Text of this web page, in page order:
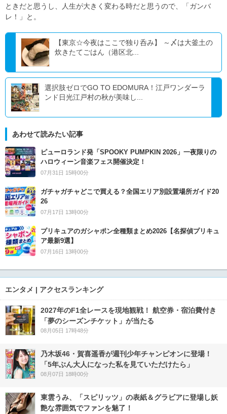
ときだと思うし、人生が大きく変わる時だと思うので、「ガンバ
レ！」と。
【東京☆今夜はここで独り呑み】 ～〆は大釜土の
炊きたてごはん（港区北...
選択肢ゼロでGO TO EDOMURA！江戸ワンダーラ
ンド日光江戸村の秋が美味し...
あわせて読みたい記事
ピューロランド発「SPOOKY PUMPKIN 2026」一夜限りの
ハロウィーン音楽フェス開催決定！
07月31日 15時00分
ガチャガチャどこで買える？全国エリア別設置場所ガイド20
26
07月17日 13時00分
プリキュアのガシャポン全種類まとめ2026【名探偵プリキュ
ア最新9選】
07月16日 13時00分
エンタメ | アクセスランキング
2027年のF1全レースを現地観戦！ 航空券・宿泊費付き
「夢のシーズンチケット」が当たる
08月05日 17時48分
乃木坂46・賀喜遥香が週刊少年チャンピオンに登場！
「5年ぶん大人になった私を見ていただけたら」
08月07日 18時00分
東雲うみ、「スピリッツ」の表紙＆グラビアに登場し妖
艶な雰囲気でファンを魅了！